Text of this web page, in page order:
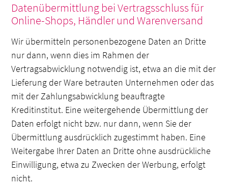
Datenübermittlung bei Vertragsschluss für
Online-Shops, Händler und Warenversand
Wir übermitteln personenbezogene Daten an Dritte
nur dann, wenn dies im Rahmen der
Vertragsabwicklung notwendig ist, etwa an die mit der
Lieferung der Ware betrauten Unternehmen oder das
mit der Zahlungsabwicklung beauftragte
Kreditinstitut. Eine weitergehende Übermittlung der
Daten erfolgt nicht bzw. nur dann, wenn Sie der
Übermittlung ausdrücklich zugestimmt haben. Eine
Weitergabe Ihrer Daten an Dritte ohne ausdrückliche
Einwilligung, etwa zu Zwecken der Werbung, erfolgt
nicht.